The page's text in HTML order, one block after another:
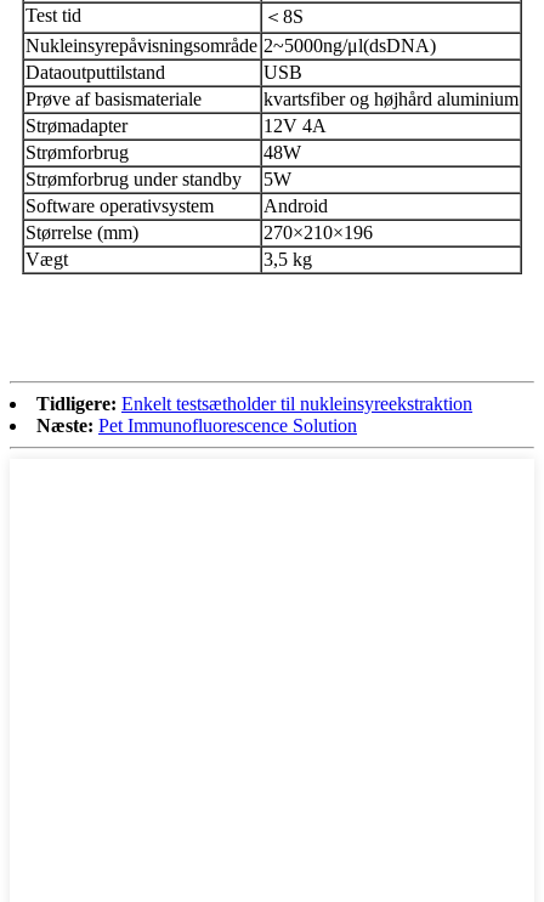
Test tid
＜8S
Nukleinsyrepåvisningsområde 2~5000ng/μl(dsDNA)
Dataoutputtilstand
USB
Prøve af basismateriale
kvartsfiber og højhård aluminium
Strømadapter
12V 4A
Strømforbrug
48W
Strømforbrug under standby
5W
Software operativsystem
Android
Størrelse (mm)
270×210×196
Vægt
3,5 kg
Tidligere: Enkelt testsætholder til nukleinsyreekstraktion
Næste: Pet Immunofluorescence Solution